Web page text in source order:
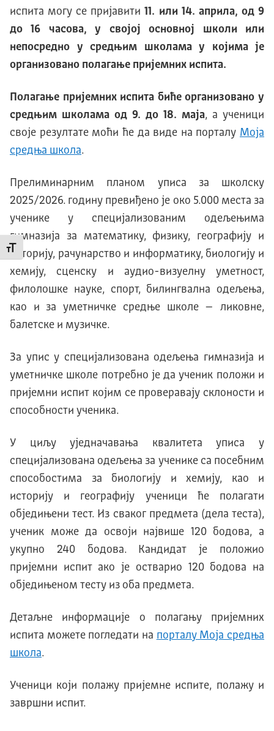
Промени величину слова
испита могу се пријавити11. или 14. априла, од 9
до 16 часова, у својој основној школи или
непосредно у средњим школама у којима је
организовано полагање пријемних испита.
Полагање пријемних испита биће организовано у
средњим школама од 9. до 18. маја, а ученици
своје резултате моћи ће да виде на порталу Моја
средња школа.
Прелиминарним планом уписа за школску
2025/2026. годину превиђено је око 5.000 места за
ученике у специјализованим одељењима
гимназија за математику, физику, географију и
историју, рачунарство и информатику, биологију и
хемију, сценску и аудио-визуелну уметност,
филолошке науке, спорт, билингвална одељења,
као и за уметничке средње школе – ликовне,
балетске и музичке.
За упис у специјализована одељења гимназија и
уметничке школе потребно је да ученик положи и
пријемни испит којим се проверавају склоности и
способности ученика.
У циљу уједначавања квалитета уписа у
специјализована одељења за ученике са посебним
способостима за биологију и хемију, као и
историју и географију ученици ће полагати
обједињени тест. Из сваког предмета (дела теста),
ученик може да освоји највише 120 бодова, а
укупно 240 бодова. Кандидат је положио
пријемни испит ако је остварио 120 бодова на
обједињеном тесту из оба предмета.
Детаљне информације о полагању пријемних
испита можете погледати на порталу Моја средња
школа.
Ученици који полажу пријемне испите, полажу и
завршни испит.